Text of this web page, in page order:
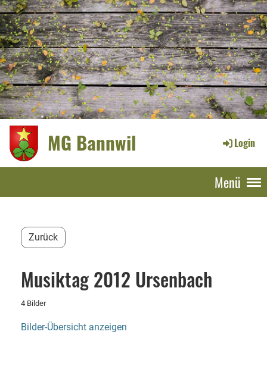
MG Bannwil Login
Menü
Zurück
Musiktag 2012 Ursenbach
4 Bilder
Bilder-Übersicht anzeigen